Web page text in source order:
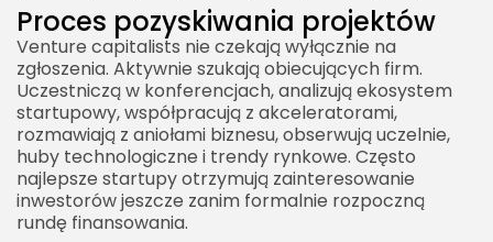
Proces pozyskiwania projektów
Venture capitalists nie czekają wyłącznie na
zgłoszenia. Aktywnie szukają obiecujących firm.
Uczestniczą w konferencjach, analizują ekosystem
startupowy, współpracują z akceleratorami,
rozmawiają z aniołami biznesu, obserwują uczelnie,
huby technologiczne i trendy rynkowe. Często
najlepsze startupy otrzymują zainteresowanie
inwestorów jeszcze zanim formalnie rozpoczną
rundę finansowania.